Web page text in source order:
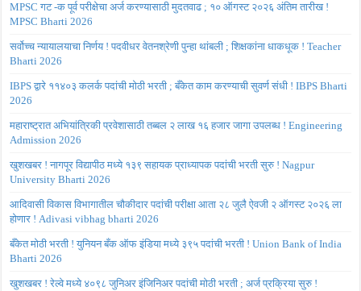
MPSC गट -क पूर्व परीक्षेचा अर्ज करण्यासाठी मुदतवाढ ; १० ऑगस्ट २०२६ अंतिम तारीख !
MPSC Bharti 2026
सर्वोच्च न्यायालयाचा निर्णय ! पदवीधर वेतनश्रेणी पुन्हा थांबली ; शिक्षकांना धाकधूक ! Teacher
Bharti 2026
IBPS द्वारे ११४०३ कलर्क पदांची मोठी भरती ; बँकेत काम करण्याची सुवर्ण संधी ! IBPS Bharti
2026
महाराष्ट्रात अभियांत्रिकी प्रवेशासाठी तब्बल २ लाख १६ हजार जागा उपलब्ध ! Engineering
Admission 2026
खुशखबर ! नागपूर विद्यापीठ मध्ये १३९ सहायक प्राध्यापक पदांची भरती सुरु ! Nagpur
University Bharti 2026
आदिवासी विकास विभागातील चौकीदार पदांची परीक्षा आता २८ जुलै ऐवजी २ ऑगस्ट २०२६ ला
होणार ! Adivasi vibhag bharti 2026
बँकेत मोठी भरती ! युनियन बँक ऑफ इंडिया मध्ये ३९५ पदांची भरती ! Union Bank of India
Bharti 2026
खुशखबर ! रेल्वे मध्ये ४०९८ जुनिअर इंजिनिअर पदांची मोठी भरती ; अर्ज प्रक्रिया सुरु !